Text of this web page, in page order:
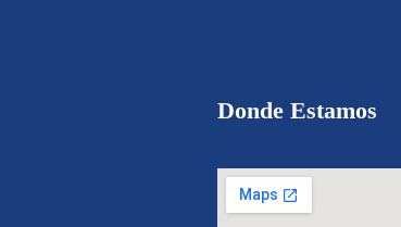
Donde Estamos